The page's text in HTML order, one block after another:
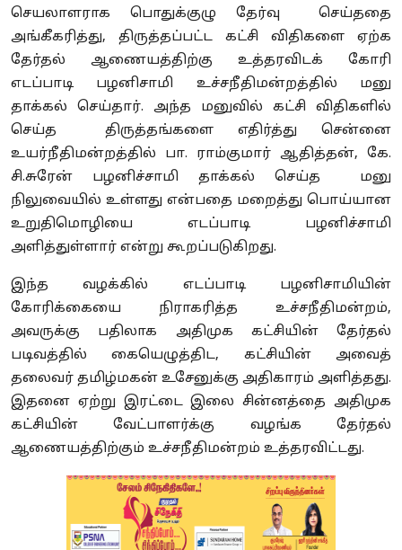
செயலாளராக பொதுக்குழு தேர்வு செய்ததை
அங்கீகரித்து, திருத்தப்பட்ட கட்சி விதிகளை ஏற்க
தேர்தல் ஆணையத்திற்கு உத்தரவிடக் கோரி
எடப்பாடி பழனிசாமி உச்சநீதிமன்றத்தில் மனு
தாக்கல் செய்தார். அந்த மனுவில் கட்சி விதிகளில்
செய்த திருத்தங்களை எதிர்த்து சென்னை
உயர்நீதிமன்றத்தில் பா. ராம்குமார் ஆதித்தன், கே.
சி.சுரேன் பழனிச்சாமி தாக்கல் செய்த மனு
நிலுவையில் உள்ளது என்பதை மறைத்து பொய்யான
உறுதிமொழியை எடப்பாடி பழனிச்சாமி
அளித்துள்ளார் என்று கூறப்படுகிறது.
இந்த வழக்கில் எடப்பாடி பழனிசாமியின்
கோரிக்கையை நிராகரித்த உச்சநீதிமன்றம்,
அவருக்கு பதிலாக அதிமுக கட்சியின் தேர்தல்
படிவத்தில் கையெழுத்திட, கட்சியின் அவைத்
தலைவர் தமிழ்மகன் உசேனுக்கு அதிகாரம் அளித்தது.
இதனை ஏற்று இரட்டை இலை சின்னத்தை அதிமுக
கட்சியின் வேட்பாளர்க்கு வழங்க தேர்தல்
ஆணையத்திற்கும் உச்சநீதிமன்றம் உத்தரவிட்டது.